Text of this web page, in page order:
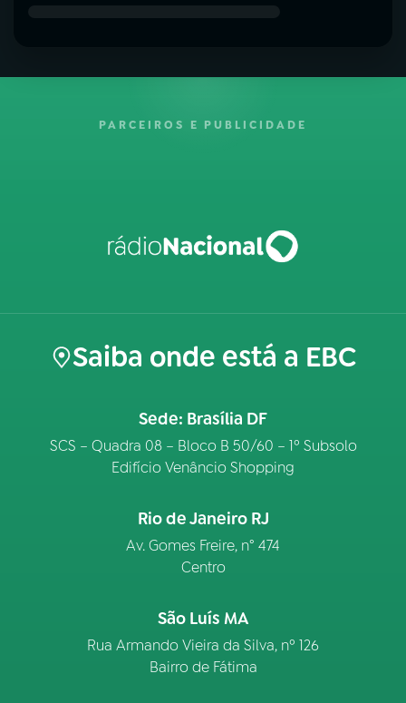
PARCEIROS E PUBLICIDADE
Saiba onde está a EBC
Sede: Brasília DF
SCS – Quadra 08 – Bloco B 50/60 – 1º Subsolo
Edifício Venâncio Shopping
Rio de Janeiro RJ
Av. Gomes Freire, n° 474
Centro
São Luís MA
Rua Armando Vieira da Silva, nº 126
Bairro de Fátima